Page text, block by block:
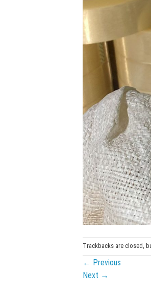
Trackbacks are closed,
← Previous
Next →